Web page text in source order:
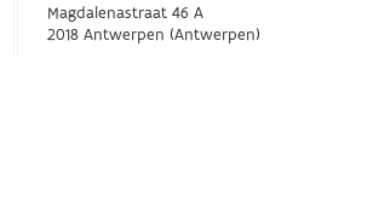
Magdalenastraat 46 A
2018 Antwerpen (Antwerpen)